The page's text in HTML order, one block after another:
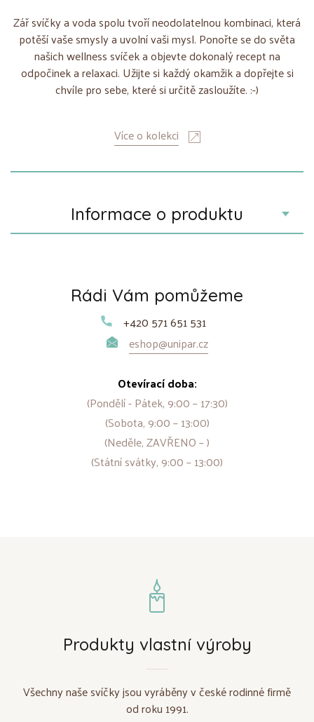
Zář svíčky a voda spolu tvoří neodolatelnou kombinaci, která
potěší vaše smysly a uvolní vaši mysl. Ponořte se do světa
našich wellness svíček a objevte dokonalý recept na
odpočinek a relaxaci. Užijte si každý okamžik a dopřejte si
chvíle pro sebe, které si určitě zasloužíte. :-)
Více o kolekci
Informace o produktu
Rádi Vám pomůžeme
+420 571 651 531
eshop@unipar.cz
Otevírací doba:
(Pondělí - Pátek, 9:00 – 17:30)
(Sobota, 9:00 – 13:00)
(Neděle, ZAVŘENO – )
(Státní svátky, 9:00 – 13:00)
Produkty vlastní výroby
Všechny naše svíčky jsou vyráběny v české rodinné firmě
od roku 1991.